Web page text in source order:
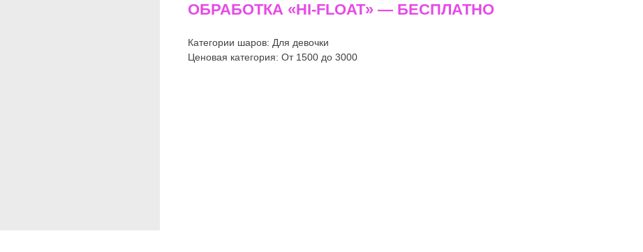
ОБРАБОТКА «HI-FLOAT» — БЕСПЛАТНО
Категории шаров: Для девочки
Ценовая категория: От 1500 до 3000